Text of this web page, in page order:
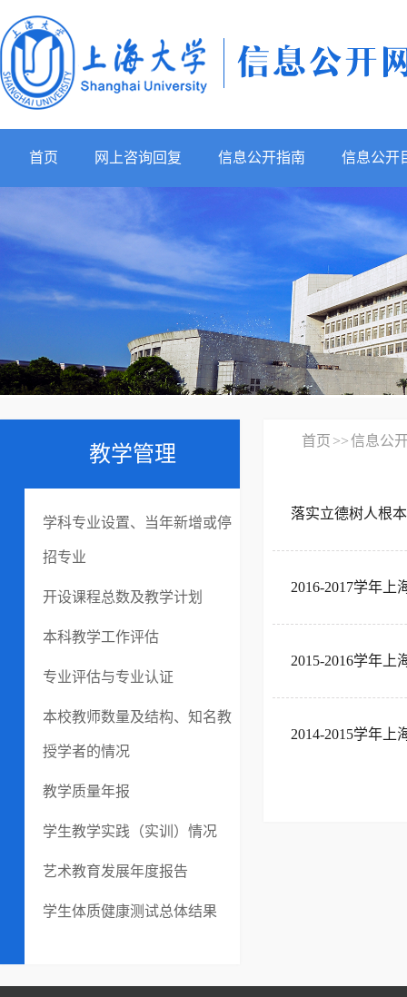
首页 网上咨询回复 信息公开指南 信息公开
教学管理
学科专业设置、当年新增或停
招专业
开设课程总数及教学计划
本科教学工作评估
专业评估与专业认证
本校教师数量及结构、知名教
授学者的情况
教学质量年报
学生教学实践（实训）情况
艺术教育发展年度报告
学生体质健康测试总体结果
首页 >>信息公
落实立德树人根
2016-2017学年上
2015-2016学年上
2014-2015学年上